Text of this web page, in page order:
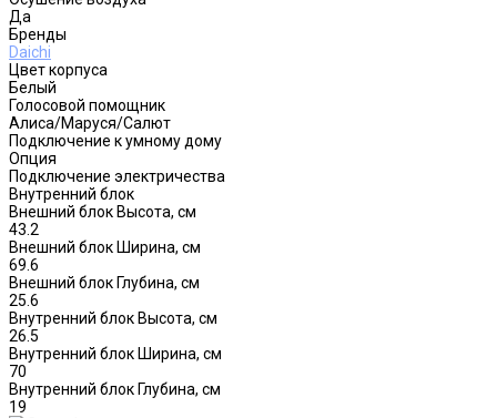
Да
Бренды
Daichi
Цвет корпуса
Белый
Голосовой помощник
Алиса/Маруся/Салют
Подключение к умному дому
Опция
Подключение электричества
Внутренний блок
Внешний блок Высота, см
43.2
Внешний блок Ширина, см
69.6
Внешний блок Глубина, см
25.6
Внутренний блок Высота, см
26.5
Внутренний блок Ширина, см
70
Внутренний блок Глубина, см
19